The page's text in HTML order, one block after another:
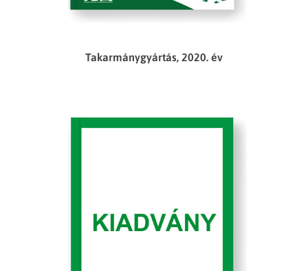
Takarmánygyártás, 2020. év